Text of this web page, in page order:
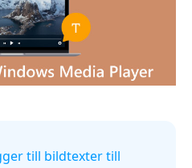
till bildtexter till